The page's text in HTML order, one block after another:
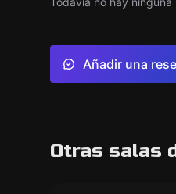
Añadir una
Otras salas